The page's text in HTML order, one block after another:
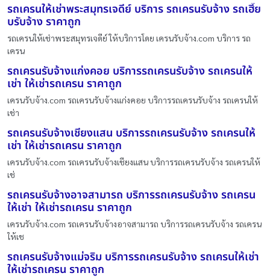
รถเครนให้เช่าพระสมุทรเจดีย์ บริการ รถเครนรับจ้าง รถเฮี๊ย
บรับจ้าง ราคาถูก
รถเครนให้เช่าพระสมุทรเจดีย์ ให้บริการโดย เครนรับจ้าง.com บริการ รถ
เครน
รถเครนรับจ้างแก่งคอย บริการรถเครนรับจ้าง รถเครนให้
เช่า ให้เช่ารถเครน ราคาถูก
เครนรับจ้าง.com รถเครนรับจ้างแก่งคอย บริการรถเครนรับจ้าง รถเครนให้
เช่า
รถเครนรับจ้างเชียงแสน บริการรถเครนรับจ้าง รถเครนให้
เช่า ให้เช่ารถเครน ราคาถูก
เครนรับจ้าง.com รถเครนรับจ้างเชียงแสน บริการรถเครนรับจ้าง รถเครนให้
เช่
รถเครนรับจ้างอาจสามารถ บริการรถเครนรับจ้าง รถเครน
ให้เช่า ให้เช่ารถเครน ราคาถูก
เครนรับจ้าง.com รถเครนรับจ้างอาจสามารถ บริการรถเครนรับจ้าง รถเครน
ให้เช
รถเครนรับจ้างแม่จริม บริการรถเครนรับจ้าง รถเครนให้เช่า
ให้เช่ารถเครน ราคาถูก